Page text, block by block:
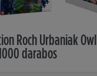
Roch Urbaniak Owl
darabos